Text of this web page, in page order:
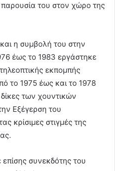
του στον χώρο της
η συμβολή του στην
έως το 1983 εργάστηκε
εκπομπής
το 1975 έως και το 1978
των χουντικών
Εξέγερση του
κρίσιμες στιγμές της
συνεκδότης του